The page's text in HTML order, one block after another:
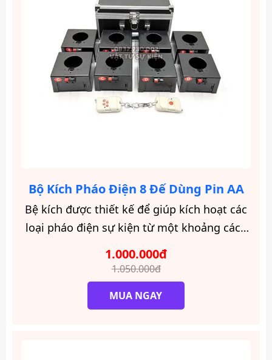
Bộ Kích Pháo Điện 8 Đế Dùng Pin AA
Bệ kích được thiết kế để giúp kích hoạt các
loại pháo điện sự kiện từ một khoảng cách
an toàn cho người sử dụng.
1.000.000đ
1.050.000đ
MUA NGAY